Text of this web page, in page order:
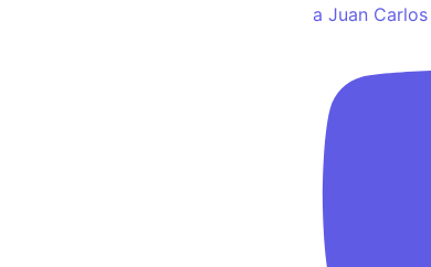
a Juan Carlos